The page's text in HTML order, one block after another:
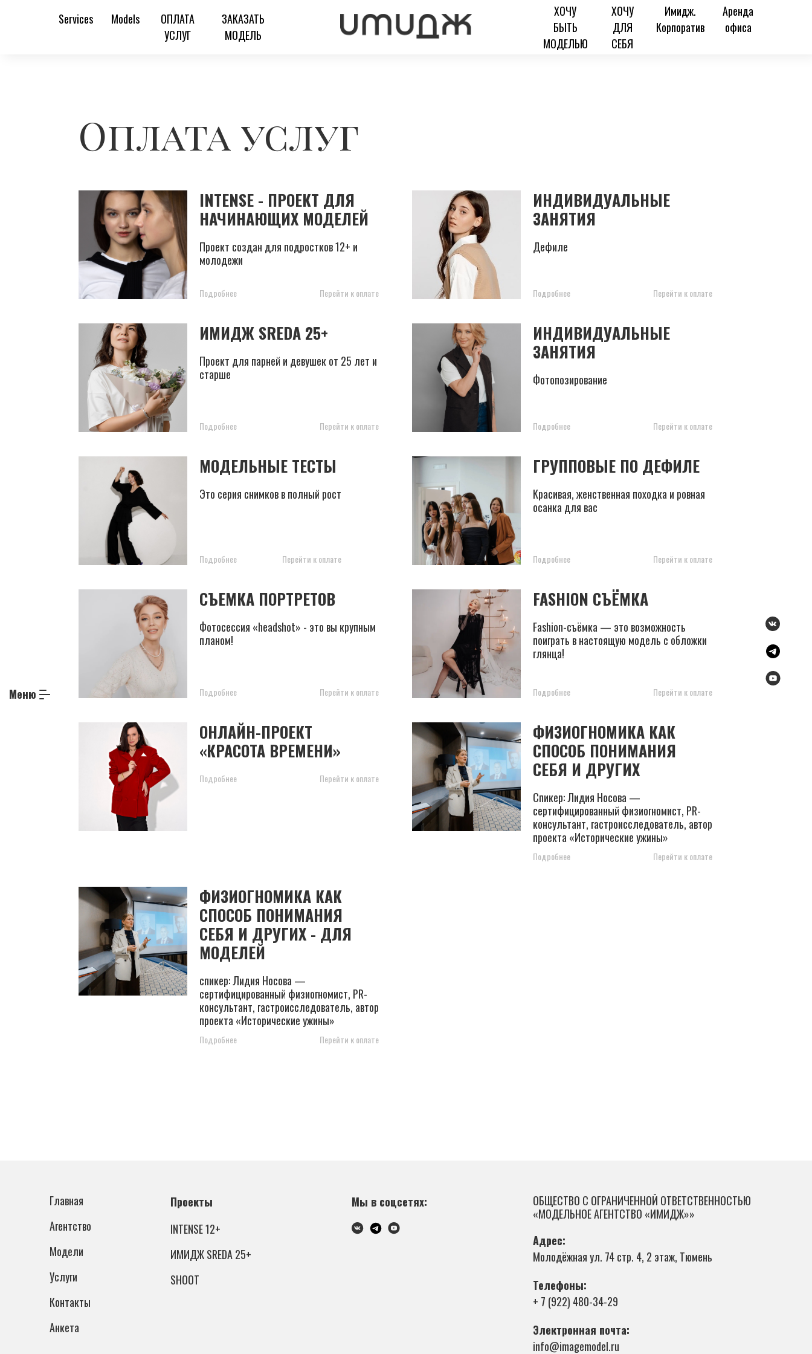
Services Models
ОПЛАТА
УСЛУГ
ЗАКАЗАТЬ
МОДЕЛЬ
ХОЧУ
БЫТЬ
МОДЕЛЬЮ
ХОЧУ
ДЛЯ
СЕБЯ
Имидж.
Корпоратив
Аренда
офиса
Меню
Оплата услуг
INTENSE - ПРОЕКТ ДЛЯ
НАЧИНАЮЩИХ МОДЕЛЕЙ
Проект создан для подростков 12+ и
молодежи
Подробнее Перейти к оплате
ИНДИВИДУАЛЬНЫЕ
ЗАНЯТИЯ
Дефиле
Подробнее Перейти к оплате
ИМИДЖ SREDA 25+
Проект для парней и девушек от 25 лет и
старше
Подробнее Перейти к оплате
ИНДИВИДУАЛЬНЫЕ
ЗАНЯТИЯ
Фотопозирование
Подробнее Перейти к оплате
МОДЕЛЬНЫЕ ТЕСТЫ
Это серия снимков в полный рост
Подробнее Перейти к оплате
ГРУППОВЫЕ ПО ДЕФИЛЕ
Красивая, женственная походка и ровная
осанка для вас
Подробнее Перейти к оплате
СЪЕМКА ПОРТРЕТОВ
Фотосессия «headshot» - это вы крупным
планом!
Подробнее Перейти к оплате
FASHION СЪЁМКА
Fashion-съёмка — это возможность
поиграть в настоящую модель с обложки
глянца!
Подробнее Перейти к оплате
ОНЛАЙН-ПРОЕКТ
«КРАСОТА ВРЕМЕНИ»
Подробнее Перейти к оплате
ФИЗИОГНОМИКА КАК
СПОСОБ ПОНИМАНИЯ
СЕБЯ И ДРУГИХ
Спикер: Лидия Носова —
сертифицированный физиогномист, PR-
консультант, гастроисследователь, автор
проекта «Исторические ужины»
Подробнее Перейти к оплате
ФИЗИОГНОМИКА КАК
СПОСОБ ПОНИМАНИЯ
СЕБЯ И ДРУГИХ - ДЛЯ
МОДЕЛЕЙ
спикер: Лидия Носова —
сертифицированный физиогномист, PR-
консультант, гастроисследователь, автор
проекта «Исторические ужины»
Подробнее Перейти к оплате
Главная
Агентство
Модели
Услуги
Контакты
Анкета
Проекты
INTENSE 12+
ИМИДЖ SREDA 25+
SHOOT
Мы в соцсетях:
ОБЩЕСТВО С ОГРАНИЧЕННОЙ ОТВЕТСТВЕННОСТЬЮ
«МОДЕЛЬНОЕ АГЕНТСТВО «ИМИДЖ»»
Адрес:
Молодёжная ул. 74 стр. 4, 2 этаж, Тюмень
Телефоны:
+ 7 (922) 480-34-29
Электронная почта:
info@imagemodel.ru